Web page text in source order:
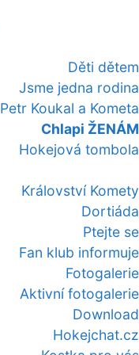
Děti dětem
Jsme jedna rodina
Petr Koukal a Kometa
Chlapi ŽENÁM
Hokejová tombola
Království Komety
Dortiáda
Ptejte se
Fan klub informuje
Fotogalerie
Aktivní fotogalerie
Download
Hokejchat.cz